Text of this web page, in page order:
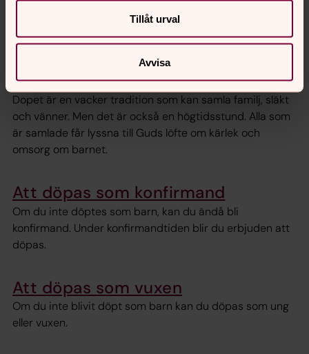
Tillåt urval
Avvisa
Foto: Jesper Wahlström/Ikon
Barndop
Dopet är en vacker tradition som kan samla familj, släkt
och vänner. Men det är också en högtidsstund. Alla som
är samlade får lyssna till Guds löfte om kärlek och
omsorg om barnet.
Att döpas som konfirmand
Om du inte döptes som barn, kan du ändå bli
konfirmand. Under konfirmandtiden blir du erbjuden att
döpas.
Att döpas som vuxen
Om du inte blivit döpt som barn kan du döpas som ung
eller vuxen.